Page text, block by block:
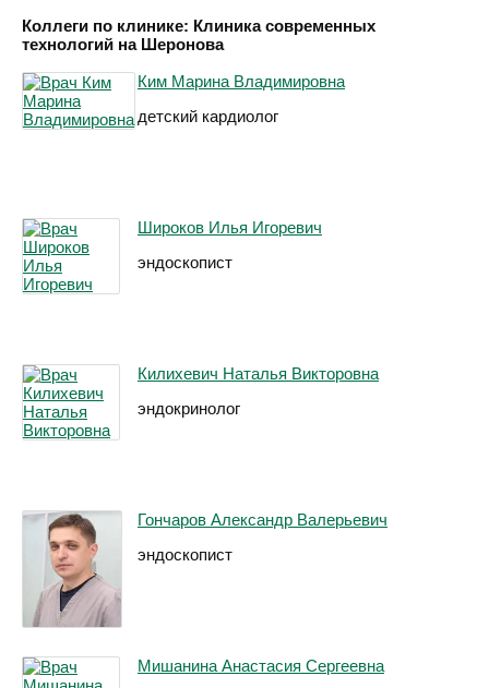
Коллеги по клинике: Клиника современных
технологий на Шеронова
Ким Марина Владимировна
детский кардиолог
Широков Илья Игоревич
эндоскопист
Килихевич Наталья Викторовна
эндокринолог
Гончаров Александр Валерьевич
эндоскопист
Мишанина Анастасия Сергеевна